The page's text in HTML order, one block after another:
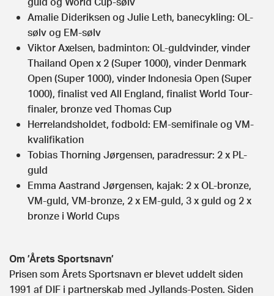
Amalie Dideriksen og Julie Leth, banecykling: OL-
sølv og EM-sølv
Viktor Axelsen, badminton: OL-guldvinder, vinder
Thailand Open x 2 (Super 1000), vinder Denmark
Open (Super 1000), vinder Indonesia Open (Super
1000), finalist ved All England, finalist World Tour-
finaler, bronze ved Thomas Cup
Herrelandsholdet, fodbold: EM-semifinale og VM-
kvalifikation
Tobias Thorning Jørgensen, paradressur: 2 x PL-
guld
Emma Aastrand Jørgensen, kajak: 2 x OL-bronze,
VM-guld, VM-bronze, 2 x EM-guld, 3 x guld og 2 x
bronze i World Cups
Om ’Årets Sportsnavn’
Prisen som Årets Sportsnavn er blevet uddelt siden
1991 af DIF i partnerskab med Jyllands-Posten. Siden